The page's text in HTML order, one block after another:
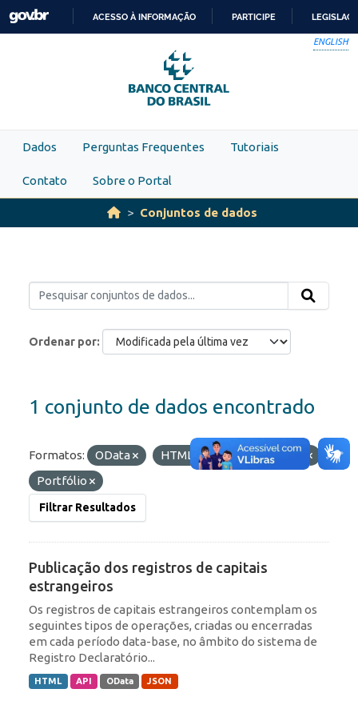
Skip to main content
PARA
O
CONTEÚDO
ACESSO À INFORMAÇÃO PARTICIPE
ENGLISH
Dados Perguntas Frequentes Tutoriais
Contato Sobre o Portal
Conjuntos de dados
Ordenar por
1 conjunto de dados encontrado
Formatos: OData HTML Etiquetas:
RDE
Portfólio
Filtrar Resultados
Publicação dos registros de capitais
estrangeiros
Os registros de capitais estrangeiros contemplam os
seguintes tipos de operações, criadas ou encerradas
em cada período data-base, no âmbito do sistema de
Registro Declaratório...
HTML API OData JSON